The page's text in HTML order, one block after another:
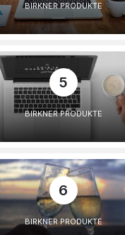
BIRKNER PRODUKTE
5
BIRKNER PRODUKTE
6
BIRKNER PRODUKTE